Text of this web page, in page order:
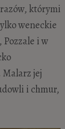
którymi
weneckie
i w
jej
i chmur,